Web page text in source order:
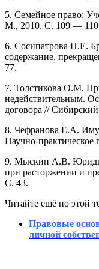
5. Семейное право:
М., 2010. С. 109 —
6. Сосипатрова Н.Е.
содержание,
77.
7. Толстикова О.М.
недействительным.
договора //
8. Чефранова Е.А.
Научно-
9. Мыскин А.В.
при расторжении и
С. 43.
Читайте ещё по этой
Правовые
личной